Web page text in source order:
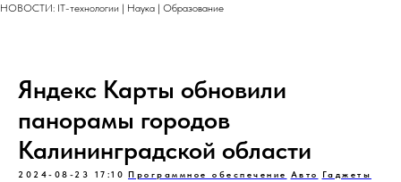
НОВОСТИ: IT-технологии | Наука | Образование
Яндекс Карты обновили
панорамы городов
Калининградской области
2024-08-23 17:10 Программное обеспечение Авто Гаджеты